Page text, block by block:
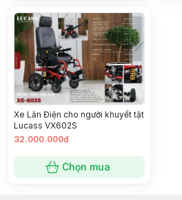
Xe Lăn Điện cho người khuyết tật
Lucass VX602S
32.000.000đ
Chọn mua